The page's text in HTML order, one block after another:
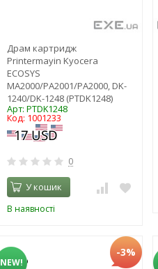
Драм картридж
Printermayin Kyocera
ECOSYS
MA2000/PA2001/PA2000, DK-
1240/DK-1248 (PTDK1248)
Арт: PTDK1248
Код: 1001233
0
У кошик
В наявності
NEW!
-3%